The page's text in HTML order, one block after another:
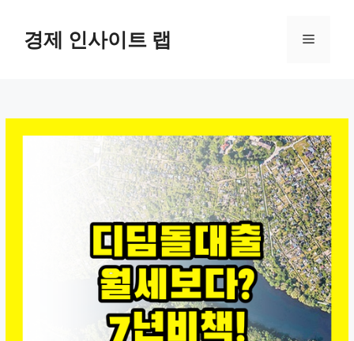
경제 인사이트 랩 메